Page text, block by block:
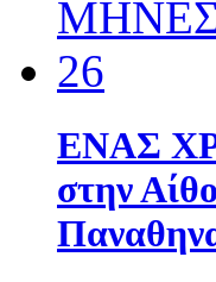
ΕΝΑΣ
στην